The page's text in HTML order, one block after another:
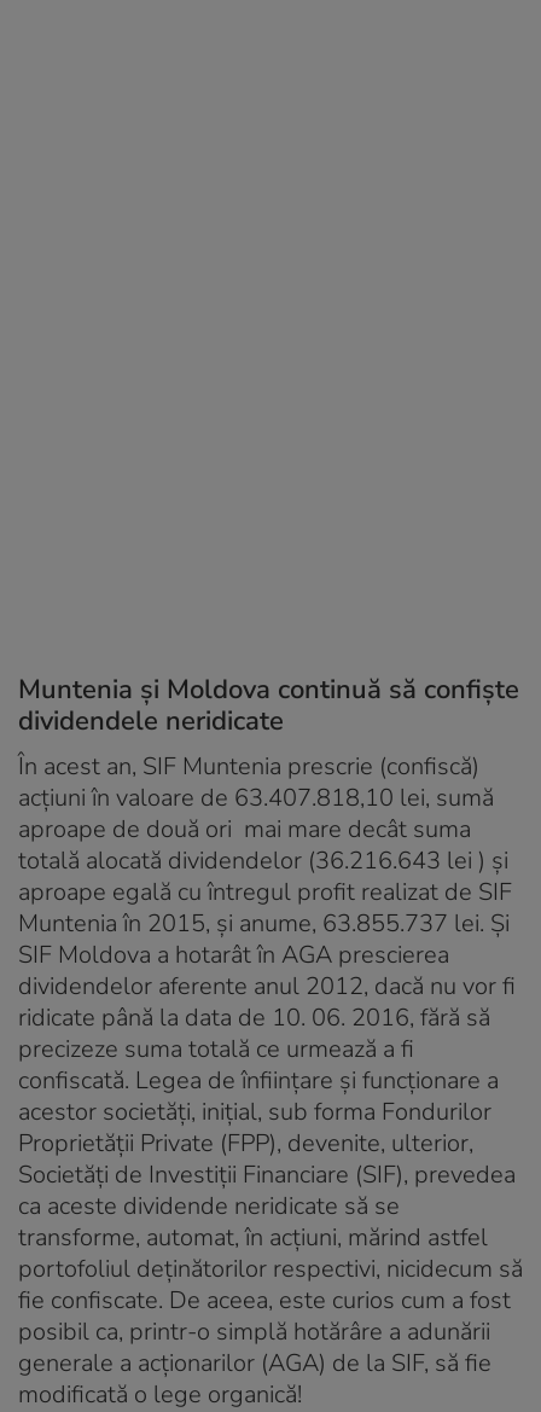
Muntenia și Moldova continuă să confiște
dividendele neridicate
În acest an, SIF Muntenia prescrie (confiscă)
acțiuni în valoare de 63.407.818,10 lei, sumă
aproape de două ori mai mare decât suma
totală alocată dividendelor (36.216.643 lei ) și
aproape egală cu întregul profit realizat de SIF
Muntenia în 2015, și anume, 63.855.737 lei. Și
SIF Moldova a hotarât în AGA prescierea
dividendelor aferente anul 2012, dacă nu vor fi
ridicate până la data de 10. 06. 2016, fără să
precizeze suma totală ce urmează a fi
confiscată. Legea de înființare și funcționare a
acestor societăți, inițial, sub forma Fondurilor
Proprietății Private (FPP), devenite, ulterior,
Societăți de Investiții Financiare (SIF), prevedea
ca aceste dividende neridicate să se
transforme, automat, în acțiuni, mărind astfel
portofoliul deținătorilor respectivi, nicidecum să
fie confiscate. De aceea, este curios cum a fost
posibil ca, printr-o simplă hotărâre a adunării
generale a acționarilor (AGA) de la SIF, să fie
modificată o lege organică!